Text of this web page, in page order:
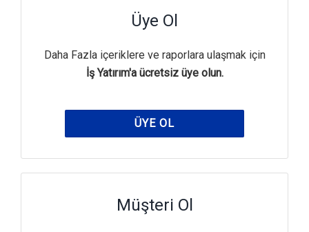
Üye Ol
Daha Fazla içeriklere ve raporlara ulaşmak için
İş Yatırım'a ücretsiz üye olun.
ÜYE OL
Müşteri Ol